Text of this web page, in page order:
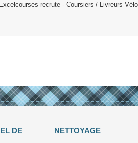
recrute - Coursiers / Livreurs Vélo
DE
NETTOYAGE